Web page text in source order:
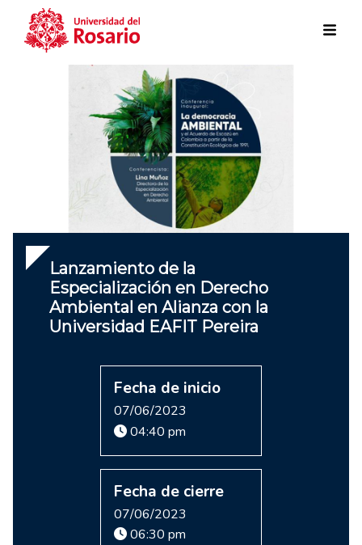
Lanzamiento de la
Especialización en Derecho
Ambiental en Alianza con la
Universidad EAFIT Pereira
Fecha de inicio
07/06/2023
04:40 pm
Fecha de cierre
07/06/2023
06:30 pm